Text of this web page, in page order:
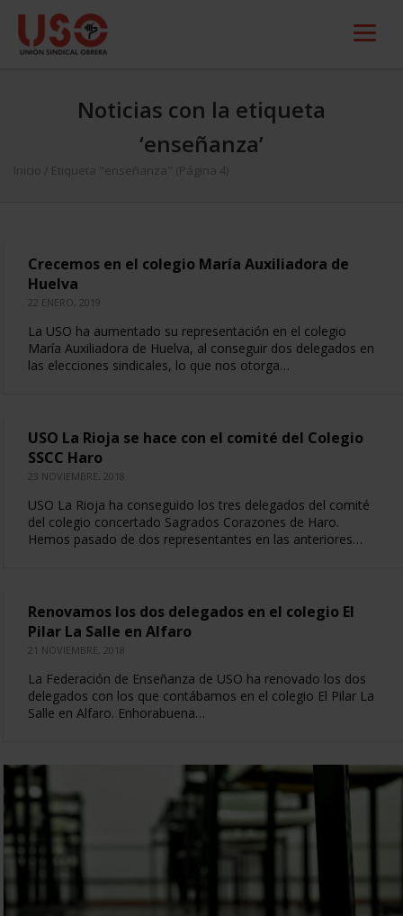
Noticias con la etiqueta
‘enseñanza’
Inicio Etiqueta "enseñanza" (Página 4)
Crecemos en el colegio María Auxiliadora de
Huelva
22 ENERO, 2019
La USO ha aumentado su representación en el colegio
María Auxiliadora de Huelva, al conseguir dos delegados en
las elecciones sindicales, lo que nos otorga…
USO La Rioja se hace con el comité del Colegio
SSCC Haro
23 NOVIEMBRE, 2018
USO La Rioja ha conseguido los tres delegados del comité
del colegio concertado Sagrados Corazones de Haro.
Hemos pasado de dos representantes en las anteriores…
Renovamos los dos delegados en el colegio El
Pilar La Salle en Alfaro
21 NOVIEMBRE, 2018
La Federación de Enseñanza de USO ha renovado los dos
delegados con los que contábamos en el colegio El Pilar La
Salle en Alfaro. Enhorabuena…